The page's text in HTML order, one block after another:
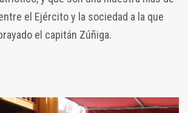
el Ejército y la sociedad a la que
el capitán Zúñiga.